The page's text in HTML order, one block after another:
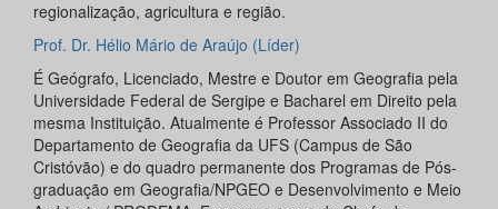
regionalização, agricultura e região.
Prof. Dr. Hélio Mário de Araújo (Líder)
É Geógrafo, Licenciado, Mestre e Doutor em Geografia pela
Universidade Federal de Sergipe e Bacharel em Direito pela
mesma Instituição. Atualmente é Professor Associado II do
Departamento de Geografia da UFS (Campus de São
Cristóvão) e do quadro permanente dos Programas de Pós-
graduação em Geografia/NPGEO e Desenvolvimento e Meio